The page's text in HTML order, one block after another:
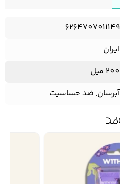
6264707011149
ایران
200 میل
آبرسان, ضد حساسیت